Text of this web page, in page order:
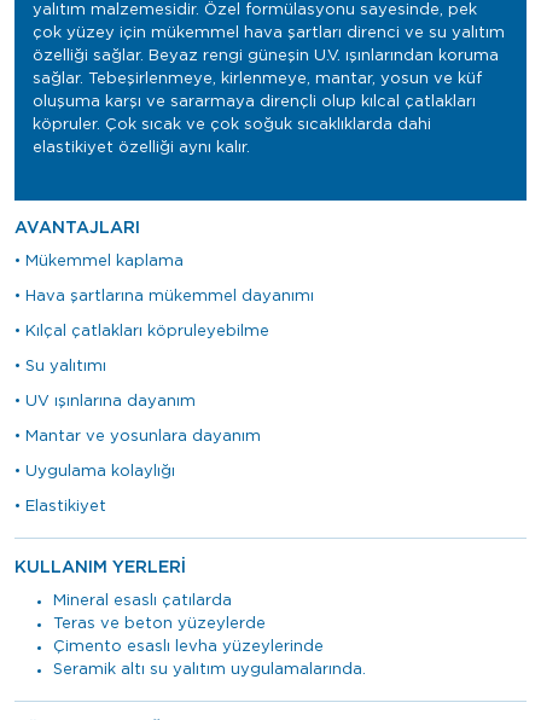
yalıtım malzemesidir. Özel formülasyonu sayesinde, pek
çok yüzey için mükemmel hava şartları direnci ve su yalıtım
özelliği sağlar. Beyaz rengi güneşin U.V. ışınlarından koruma
sağlar. Tebeşirlenmeye, kirlenmeye, mantar, yosun ve küf
oluşuma karşı ve sararmaya dirençli olup kılcal çatlakları
köpruler. Çok sıcak ve çok soğuk sıcaklıklarda dahi
elastikiyet özelliği aynı kalır.
AVANTAJLARI
• Mükemmel kaplama
• Hava şartlarına mükemmel dayanımı
• Kılçal çatlakları köpruleyebilme
• Su yalıtımı
• UV ışınlarına dayanım
• Mantar ve yosunlara dayanım
• Uygulama kolaylığı
• Elastikiyet
KULLANIM YERLERİ
Mineral esaslı çatılarda
Teras ve beton yüzeylerde
Çimento esaslı levha yüzeylerinde
Seramik altı su yalıtım uygulamalarında.